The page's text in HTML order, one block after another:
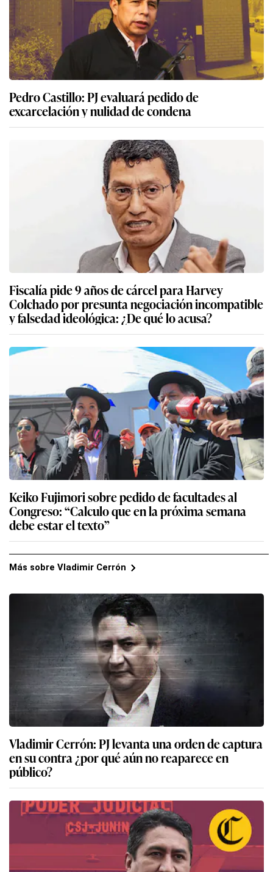
Pedro Castillo: PJ evaluará pedido de
excarcelación y nulidad de condena
Fiscalía pide 9 años de cárcel para Harvey
Colchado por presunta negociación incompatible
y falsedad ideológica: ¿De qué lo acusa?
Keiko Fujimori sobre pedido de facultades al
Congreso: “Calculo que en la próxima semana
debe estar el texto”
Más sobre Vladimir Cerrón
Vladimir Cerrón: PJ levanta una orden de captura
en su contra ¿por qué aún no reaparece en
público?